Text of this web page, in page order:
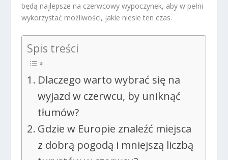
będą najlepsze na czerwcowy wypoczynek, aby w pełni
wykorzystać możliwości, jakie niesie ten czas.
Spis treści
Dlaczego warto wybrać się na
wyjazd w czerwcu, by uniknąć
tłumów?
Gdzie w Europie znaleźć miejsca
z dobrą pogodą i mniejszą liczbą